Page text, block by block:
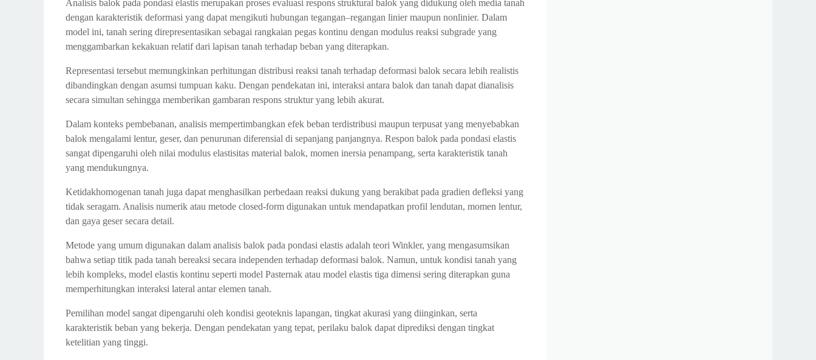
Analisis balok pada pondasi elastis merupakan proses evaluasi respons struktural balok yang didukung oleh media tanah
dengan karakteristik deformasi yang dapat mengikuti hubungan tegangan–regangan linier maupun nonlinier. Dalam
model ini, tanah sering direpresentasikan sebagai rangkaian pegas kontinu dengan modulus reaksi subgrade yang
menggambarkan kekakuan relatif dari lapisan tanah terhadap beban yang diterapkan.
Representasi tersebut memungkinkan perhitungan distribusi reaksi tanah terhadap deformasi balok secara lebih realistis
dibandingkan dengan asumsi tumpuan kaku. Dengan pendekatan ini, interaksi antara balok dan tanah dapat dianalisis
secara simultan sehingga memberikan gambaran respons struktur yang lebih akurat.
Dalam konteks pembebanan, analisis mempertimbangkan efek beban terdistribusi maupun terpusat yang menyebabkan
balok mengalami lentur, geser, dan penurunan diferensial di sepanjang panjangnya. Respon balok pada pondasi elastis
sangat dipengaruhi oleh nilai modulus elastisitas material balok, momen inersia penampang, serta karakteristik tanah
yang mendukungnya.
Ketidakhomogenan tanah juga dapat menghasilkan perbedaan reaksi dukung yang berakibat pada gradien defleksi yang
tidak seragam. Analisis numerik atau metode closed-form digunakan untuk mendapatkan profil lendutan, momen lentur,
dan gaya geser secara detail.
Metode yang umum digunakan dalam analisis balok pada pondasi elastis adalah teori Winkler, yang mengasumsikan
bahwa setiap titik pada tanah bereaksi secara independen terhadap deformasi balok. Namun, untuk kondisi tanah yang
lebih kompleks, model elastis kontinu seperti model Pasternak atau model elastis tiga dimensi sering diterapkan guna
memperhitungkan interaksi lateral antar elemen tanah.
Pemilihan model sangat dipengaruhi oleh kondisi geoteknis lapangan, tingkat akurasi yang diinginkan, serta
karakteristik beban yang bekerja. Dengan pendekatan yang tepat, perilaku balok dapat diprediksi dengan tingkat
ketelitian yang tinggi.